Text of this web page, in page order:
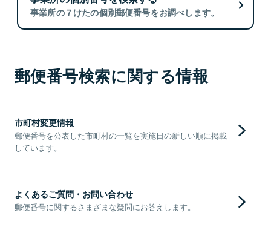
事業所の７けたの個別郵便番号をお調べします。
郵便番号検索に関する情報
市町村変更情報
郵便番号を公表した市町村の一覧を実施日の新しい順に掲載
しています。
よくあるご質問・お問い合わせ
郵便番号に関するさまざまな疑問にお答えします。